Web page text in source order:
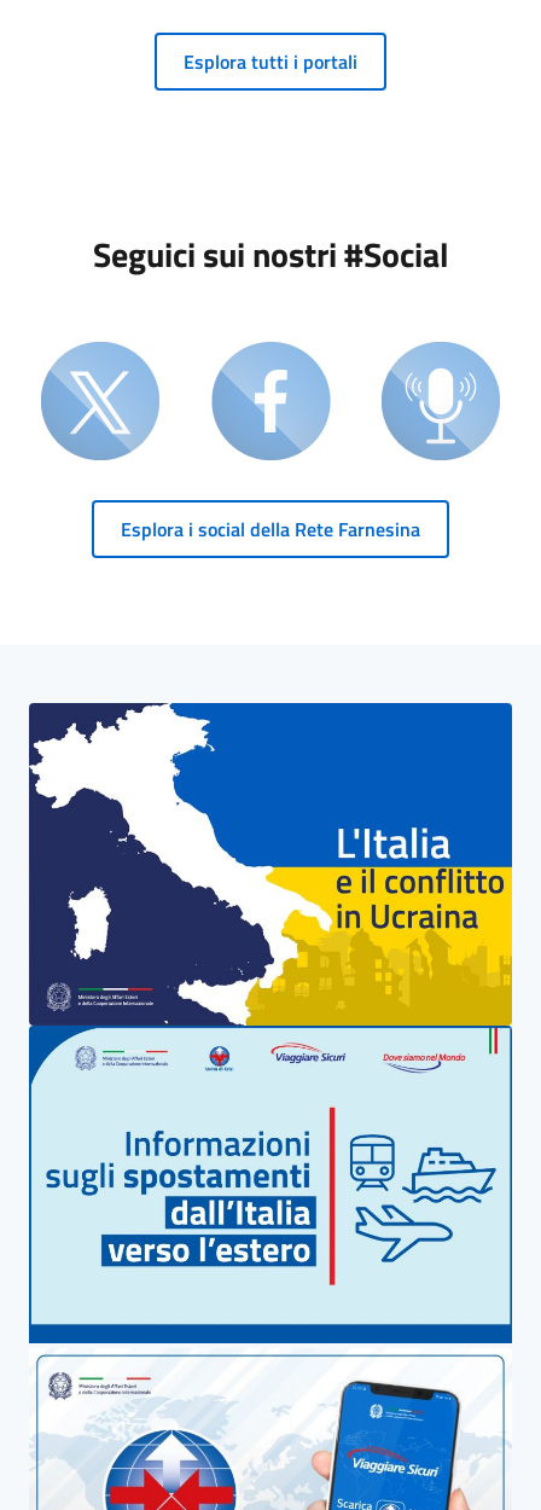
Esplora tutti i portali
Seguici sui nostri #Social
Esplora i social della Rete Farnesina
Blocco Banner